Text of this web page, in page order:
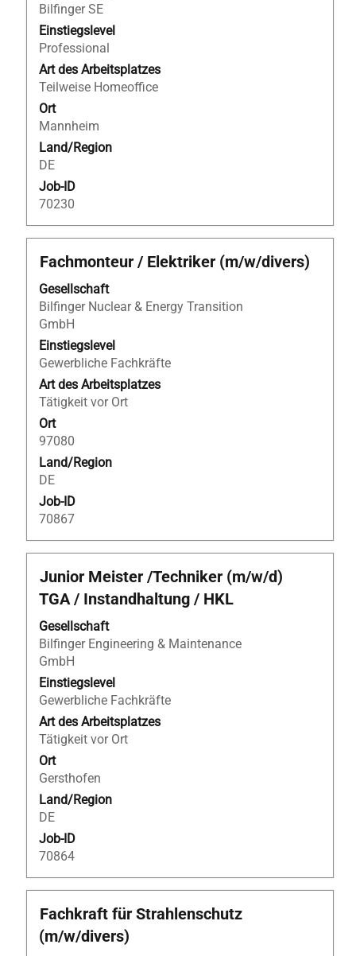
Bilfinger SE
Einstiegslevel
Professional
Art des Arbeitsplatzes
Teilweise Homeoffice
Ort
Mannheim
Land/Region
DE
Job-ID
70230
um
die
Stelleninformationen
vollständig
anzuzeigen.
Stellenbezeichnung
Fachmonteur / Elektriker (m/w/divers)
Gesellschaft
Bilfinger Nuclear & Energy Transition
GmbH
Einstiegslevel
Gewerbliche Fachkräfte
Art des Arbeitsplatzes
Tätigkeit vor Ort
Ort
97080
Land/Region
DE
Job-ID
70867
Drücken
die
Leertaste,
um
die
Stelleninformationen
vollständig
anzuzeigen.
Stellenbezeichnung
Junior Meister /Techniker (m/w/d)
TGA / Instandhaltung / HKL
Gesellschaft
Bilfinger Engineering & Maintenance
GmbH
Einstiegslevel
Gewerbliche Fachkräfte
Art des Arbeitsplatzes
Tätigkeit vor Ort
Ort
Gersthofen
Land/Region
DE
Job-ID
70864
Drücken
Sie
die
Leertaste,
um
die
Stelleninformationen
vollständig
anzuzeigen.
Stellenbezeichnung
Fachkraft für Strahlenschutz
(m/w/divers)
Drücken
Sie
die